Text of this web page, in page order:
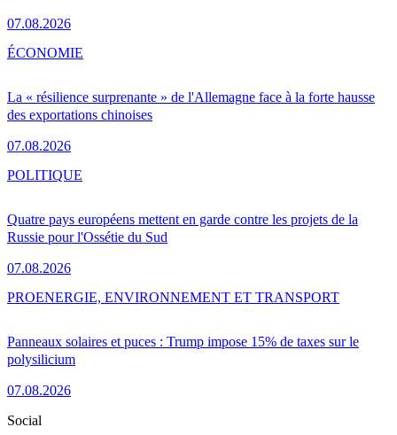
07.08.2026
La « résilience surprenante » de l'Allemagne face à la forte hausse
des exportations chinoises
07.08.2026
ÉCONOMIE
Quatre pays européens mettent en garde contre les projets de la
Russie pour l'Ossétie du Sud
07.08.2026
POLITIQUE
Panneaux solaires et puces : Trump impose 15% de taxes sur le
polysilicium
07.08.2026
PROENERGIE, ENVIRONNEMENT ET TRANSPORT
Social